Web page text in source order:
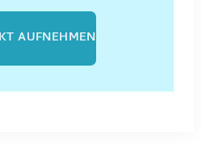
AUFNEHMEN